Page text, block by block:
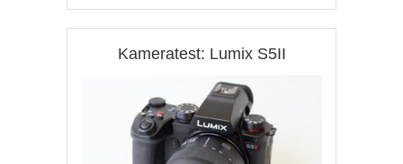
Kameratest: Lumix S5II